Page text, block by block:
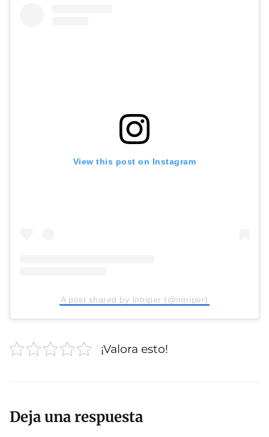
View this post on Instagram
A post shared by Intriper (@intriper)
¡Valora esto!
Deja una respuesta